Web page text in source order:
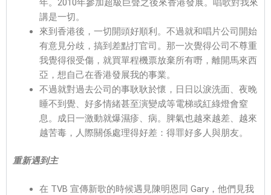
年。2010年參加超級巨聲之後來香港發展。唱歌對我來
講是一切。
來到香港後，一切開頭好順利。不過就和唱片公司開始
有意見分歧，搞到差點打官司。那一次覺得公司不尊重
我覺得很受傷，就買單程機票放棄所有嘢，離開馬來西
亞，想自己在香港發展我的事業。
不過就對過去公司的事耿耿於懷，日日以淚洗面、夜晚
睡不到覺、好多情緒甚至演變成等電梯或紅綠燈會窒
息。成日一激動就爆濕疹、病。脾氣也越來越差、越來
越苦毒，人際關係處理得好差：得罪好多人與朋友。
重新遇到主
在 TVB 宣傳新歌的時候遇見陳明恩同 Gary，他們見我